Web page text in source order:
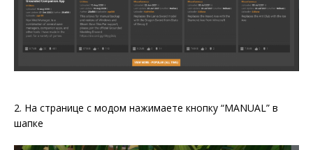
2. На странице с модом нажимаете кнопку “MANUAL” в
шапке